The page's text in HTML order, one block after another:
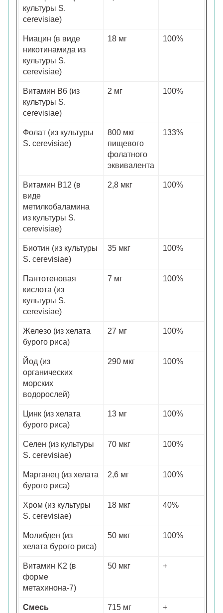
культуры S.
cerevisiae)
Ниацин (в виде
никотинамида из
культуры S.
cerevisiae)
18 мг 100%
Витамин B6 (из
культуры S.
cerevisiae)
2 мг 100%
Фолат (из культуры
S. cerevisiae)
800 мкг
пищевого
фолатного
эквивалента
133%
Витамин B12 (в
виде
метилкобаламина
из культуры S.
cerevisiae)
2,8 мкг 100%
Биотин (из культуры
S. cerevisiae)
35 мкг 100%
Пантотеновая
кислота (из
культуры S.
cerevisiae)
7 мг 100%
Железо (из хелата
бурого риса)
27 мг 100%
Йод (из
органических
морских
водорослей)
290 мкг 100%
Цинк (из хелата
бурого риса)
13 мг 100%
Селен (из культуры
S. cerevisiae)
70 мкг 100%
Марганец (из хелата
бурого риса)
2,6 мг 100%
Хром (из культуры
S. cerevisiae)
18 мкг 40%
Молибден (из
хелата бурого риса)
50 мкг 100%
Витамин K2 (в
форме
метахинона-7)
50 мкг +
Смесь
715 мг +